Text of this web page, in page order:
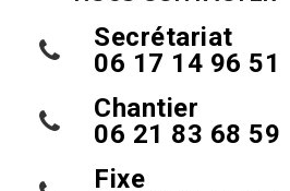
Secrétariat
06 17 14 96 51
Chantier
06 21 83 68 59
Fixe